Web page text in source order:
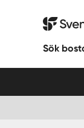
Svensk
Sök